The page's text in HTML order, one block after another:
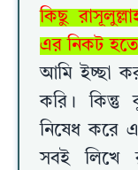
কিছু
এর নিকট হতে
আমি ইচ্ছা
করি।
নিষেধ করে
সবই লিখে